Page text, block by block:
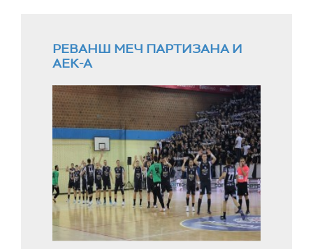
РЕВАНШ МЕЧ ПАРТИЗАНА И
АЕК-А